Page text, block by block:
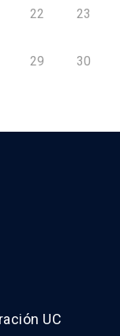
22 23
29 30
UC